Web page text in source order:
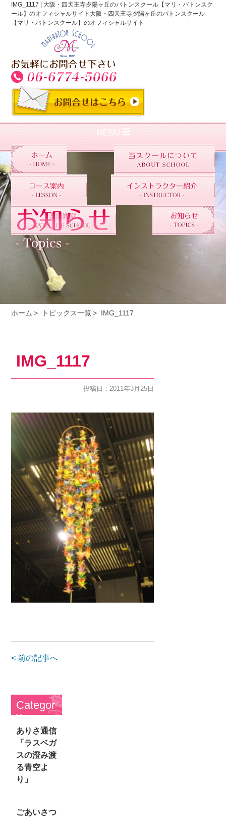
IMG_1117 | 大阪・四天王寺夕陽ヶ丘のバトンスクール【マリ・バトンスク
ール】のオフィシャルサイト大阪・四天王寺夕陽ヶ丘のバトンスクール
【マリ・バトンスクール】のオフィシャルサイト
MENU
ホーム トピックス一覧 IMG_1117
IMG_1117
投稿日：2011年3月25日
< 前の記事へ
Categor
y
ありさ通信
「ラスベガ
スの澄み渡
る青空よ
り」
ごあいさつ